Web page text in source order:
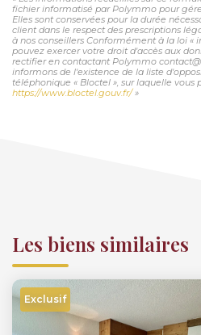
fichier informatisé par Polymmo pour
Elles sont conservées pour la durée
client dans le respect des prescriptions
à nos conseillers Conformément à la loi «
pouvez exercer votre droit d'accès aux
rectifier en contactant Polymmo
informons de l'existence de la liste
téléphonique « Bloctel », sur laquelle vous
https://www.bloctel.gouv.fr/»
Les biens similaires
Exclusif